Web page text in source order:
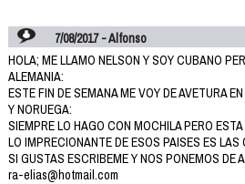
7/08/2017 - Alfonso
HOLA; ME LLAMO NELSON Y SOY CUBANO
ALEMANIA:
ESTE FIN DE SEMANA ME VOY DE AVETURA
Y NORUEGA:
SIEMPRE LO HAGO CON MOCHILA PERO
LO IMPRECIONANTE DE ESOS PAISES ES LAS
SI GUSTAS ESCRIBEME Y NOS PONEMOS DE
ra-elias@hotmail.com